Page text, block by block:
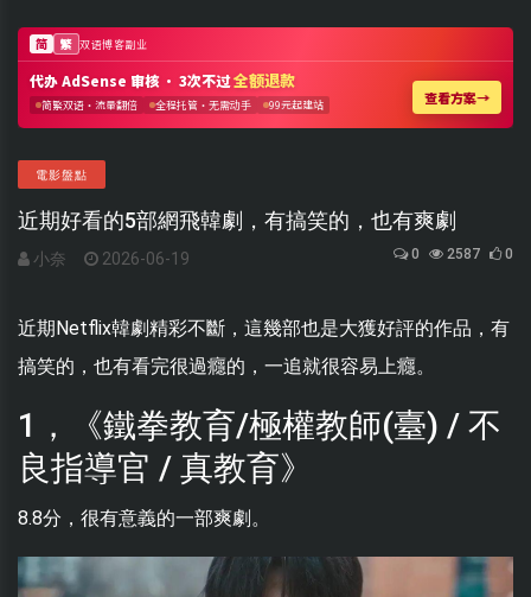
電影盤點
近期好看的5部網飛韓劇，有搞笑的，也有爽劇
小奈 2026-06-19 0 2587 0
近期Netflix韓劇精彩不斷，這幾部也是大獲好評的作品，有
搞笑的，也有看完很過癮的，一追就很容易上癮。
1，《鐵拳教育/極權教師(臺) / 不
良指導官 / 真教育》
8.8分，很有意義的一部爽劇。